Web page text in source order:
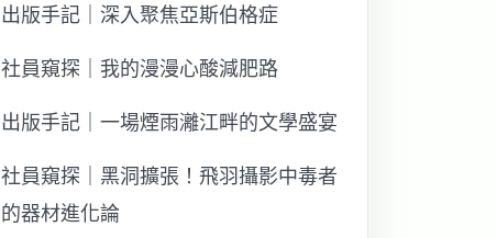
出版手記｜深入聚焦亞斯伯格症
社員窺探｜我的漫漫心酸減肥路
出版手記｜一場煙雨灕江畔的文學盛宴
社員窺探｜黑洞擴張！飛羽攝影中毒者
的器材進化論